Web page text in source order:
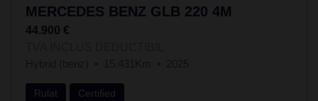
MERCEDES BENZ GLB 220 4M
44.900 €
Rulat Certified